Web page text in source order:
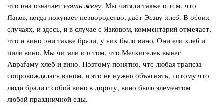
что она означает взять жену. Мы читали также о том, что
Яаков, когда покупает первородство, даёт Эсаву хлеб. В обоих
случаях, и здесь, и в случае с Яаковом, комментарий отмечает,
что и вино они также брали, у них было вино. Они ели хлеб и
пили вино. Мы читали и о том, что Мелхиседек вынес
Авраѓаму хлеб и вино. Поэтому понятно, что любая трапеза
сопровождалась вином, и это не нужно объяснять, потому что
люди брали с собой вино в дорогу, вино было элементом
любой праздничной еды.